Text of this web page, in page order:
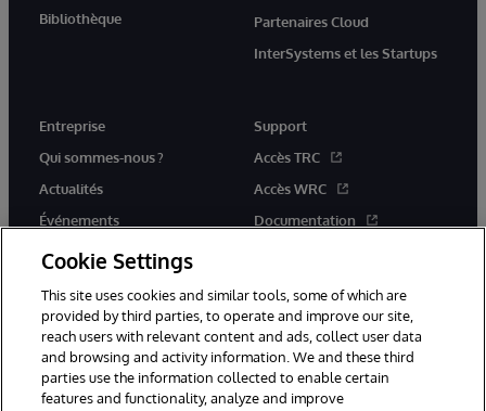
Bibliothèque
Partenaires Cloud
InterSystems et les Startups
Entreprise
Qui sommes-nous ?
Actualités
Événements
Rejoignez-nous
Support
Accès TRC
Accès WRC
Documentation
© 1996-2026 InterSystems Corporation, Boston, MA. Tous droits
Cookie Settings
This site uses cookies and similar tools, some of which are
provided by third parties, to operate and improve our site,
reach users with relevant content and ads, collect user data
and browsing and activity information. We and these third
parties use the information collected to enable certain
features and functionality, analyze and improve